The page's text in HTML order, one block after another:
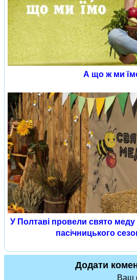
А що ж ми
У Полтаві провели свято меду
пасічницького
Додати
Ваш